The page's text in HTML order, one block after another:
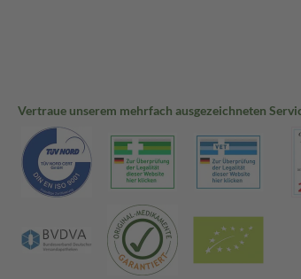
Vertraue unserem mehrfach ausgezeichneten